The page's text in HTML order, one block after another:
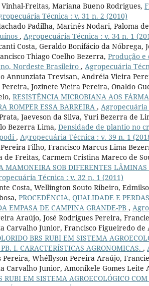
Freitas, Mariana Bueno Rodrigues,
Técnica : v. 31 n. 2 (2010)
Padilha, Marinês Nodari, Paloma
, Agropecuária Técnica : v. 34 n. 1
Costa, Geraldo Bonifácio da
Thiago Coelho Bezerra, Produção
Nordeste Brasileiro , Agropecuária
Annunziata Trevisan, Andréia Vieira
Jozinete Vieira Pereira, Onaldo
RESISTÊNCIA MICROBIANA AOS
ROMPER ESSA BARREIRA , Agropecuária
Jaeveson da Silva, Yuri Bezerra de
Bezerra Lima, Densidade de plantio no
, Agropecuária Técnica : v. 39 n. 1
Filho, Francisco Marcus Lima
de Freitas, Carmem Cristina Mareco de
MAMONEIRA SOB DIFERENTES
Técnica : v. 32 n. 1 (2011)
Costa, Wellington Souto Ribeiro,
PROCEDÊNCIA, QUALIDADE E
EMPASA DE CAMPINA GRANDE-PB ,
Araújo, José Rodrigues Pereira,
Carvalho Junior, Francisco Figueiredo
BRS RUBI EM SISTEMA
I. CARACTERÍSTICAS AGRONOMICAS. ,
Pereira, Whéllyson Pereira Araújo,
Carvalho Junior, Amonikele Gomes Leite
RUBI EM SISTEMA AGROECOLÓGICO